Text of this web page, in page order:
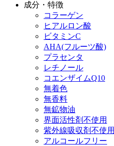
成分・特徴
コラーゲン
ヒアルロン酸
ビタミンC
AHA(フルーツ酸)
プラセンタ
レチノール
コエンザイムQ10
無着色
無香料
無鉱物油
界面活性剤不使用
紫外線吸収剤不使用
アルコールフリー